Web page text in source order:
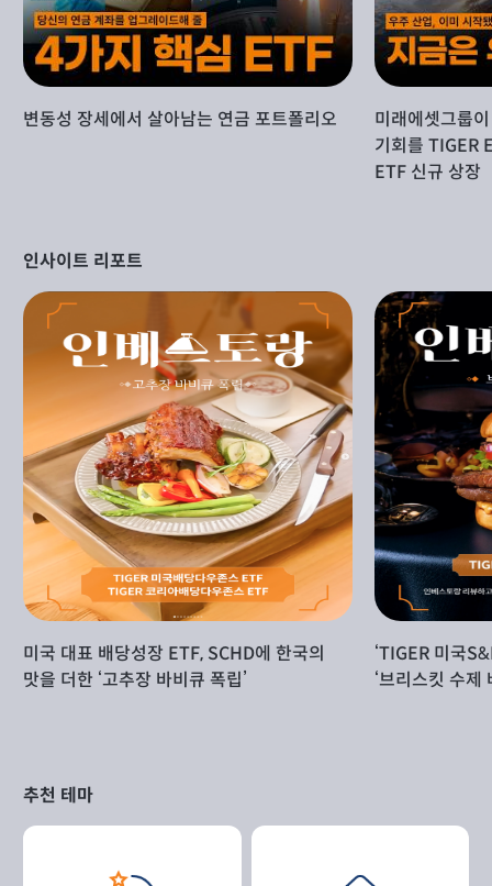
변동성 장세에서 살아남는 연금 포트폴리오
미래에셋그룹
기회를 TIGER
ETF 신규 상장
인사이트 리포트
미국 대표 배당성장 ETF, SCHD에 한국의
맛을 더한 ‘고추장 바비큐 폭립’
‘TIGER 미국
‘브리스킷 수제
추천 테마